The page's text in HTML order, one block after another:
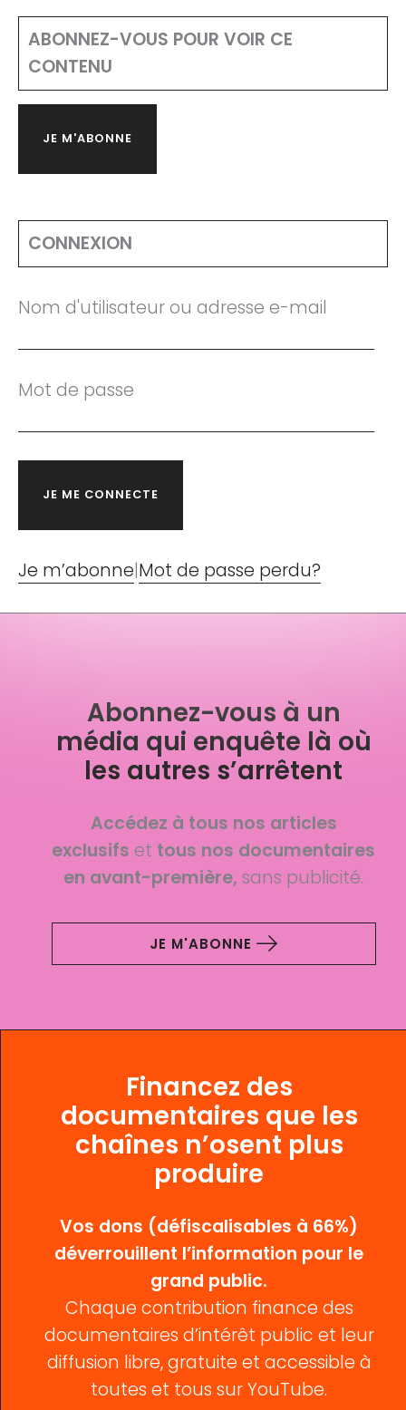
ABONNEZ-VOUS POUR VOIR CE
CONTENU
JE M'ABONNE
CONNEXION
Nom d'utilisateur ou adresse e-mail
Mot de passe
Je m’abonne|Mot de passe perdu?
Abonnez-vous à un
média qui enquête là où
les autres s’arrêtent
Accédez à tous nos articles
exclusifs et tous nos documentaires
en avant-première,sans publicité.
JE M'ABONNE
Financez des
documentaires que les
chaînes n’osent plus
produire
Vos dons (défiscalisables à 66%)
déverrouillent l’information pour le
grand public.
Chaque contribution finance des
documentaires d’intérêt public et leur
diffusion libre, gratuite et accessible à
toutes et tous sur YouTube.